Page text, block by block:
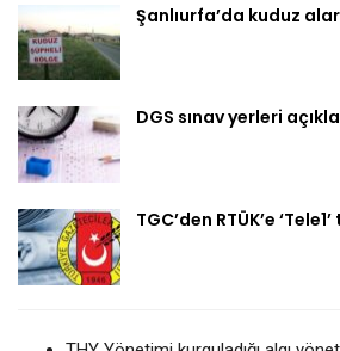
Şanlıurfa’da kuduz
DGS sınav yerleri
TGC’den RTÜK’e